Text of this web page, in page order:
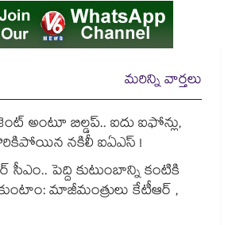
మరిన్ని వార్తలు
అంటూ బిల్డప్.. ఐదు ఐఫోన్లు,
నకిలీ ఐఏఎస్ !
సీఎం.. పెద్ది కుటుంబాన్ని కంటికి
మాజీమంత్రులు కేటీఆర్ ,